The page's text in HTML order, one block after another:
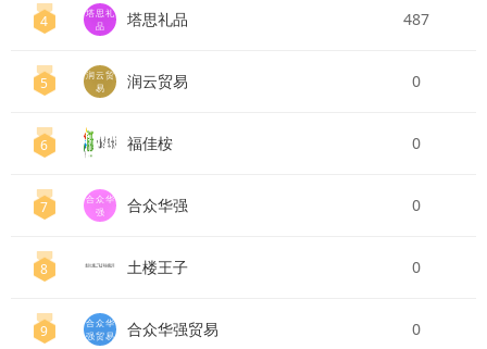
4
塔思礼
品
塔思礼品 487
5
润云贸
易
润云贸易 0
6 福佳桉 0
7
合众华
强
合众华强 0
8 土楼王子 0
9
合众华
强贸易
合众华强贸易 0